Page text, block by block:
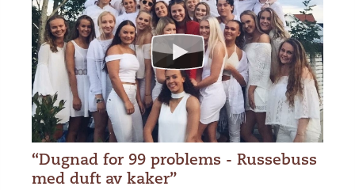
“Dugnad for 99 problems - Russebuss
med duft av kaker”